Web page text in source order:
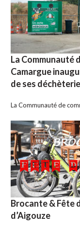
La Communauté
Camargue
de ses
La Communauté de
Brocante & Fête
d’Aigouze